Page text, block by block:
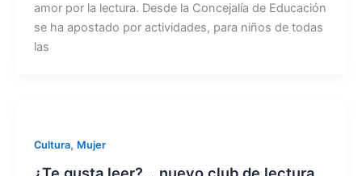
amor por la lectura. Desde la Concejalía de Educación
se ha apostado por actividades, para niños de todas
las
Cultura, Mujer